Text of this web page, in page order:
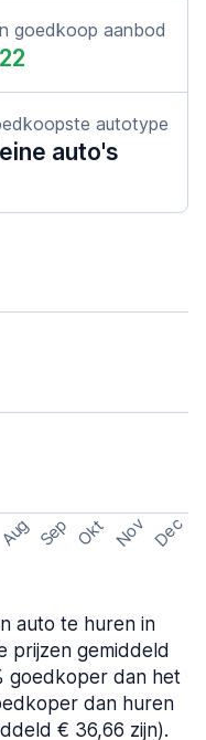
goedkoop aanbod
autotype
auto's
Aug Sep Okt Nov Dec
auto te huren in
prijzen gemiddeld
goedkoper dan het
dan huren
€ 36,66 zijn).